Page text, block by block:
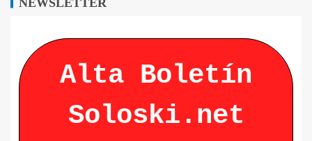
NEWSLETTER
Alta Boletín
Soloski.net